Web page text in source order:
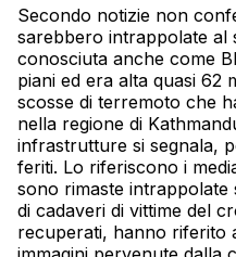
Secondo notizie non
sarebbero intrappolate al
conosciuta anche come
piani ed era alta quasi 62
scosse di terremoto che
nella regione di
infrastrutture si segnala,
feriti. Lo riferiscono i
sono rimaste intrappolate
di cadaveri di vittime del
recuperati, hanno riferito